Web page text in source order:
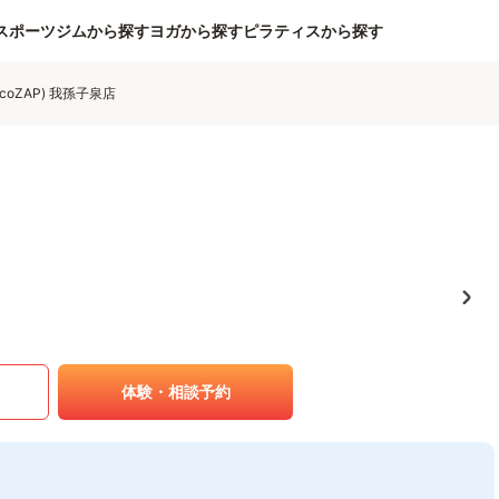
ポーツジムから探すヨガから探すピラティスから探す
我孫子泉店
体験・相談予約